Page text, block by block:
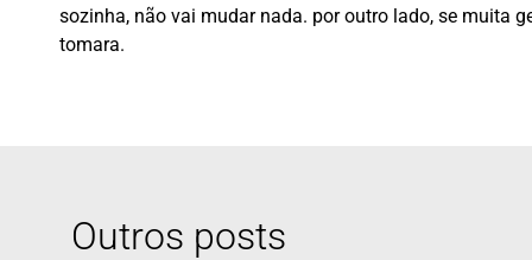
sozinha, não vai mudar nada. por outro lado, se muita
tomara.
Outros posts